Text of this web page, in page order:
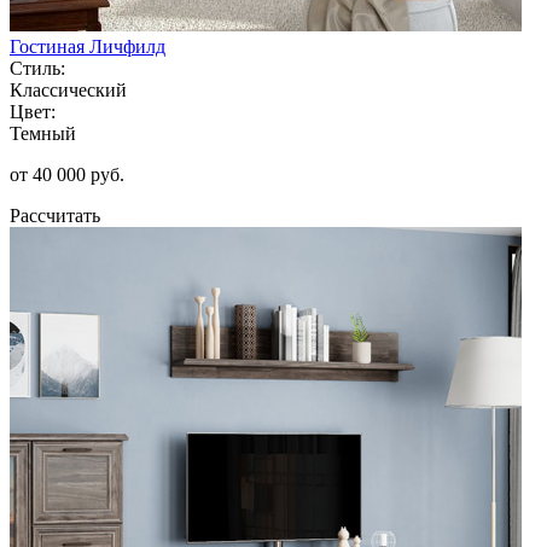
Гостиная Личфилд
Стиль:
Классический
Цвет:
Темный
от 40 000 руб.
Рассчитать